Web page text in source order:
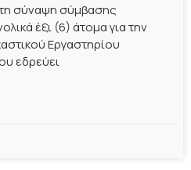
σύναψη σύμβασης
έξι (6) άτομα για την
Εργαστηρίου
εδρεύει